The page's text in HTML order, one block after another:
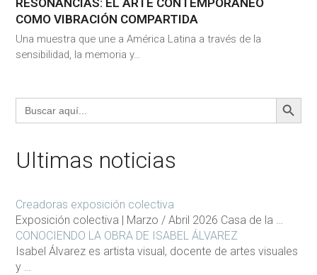
RESONANCIAS: EL ARTE CONTEMPORÁNEO
COMO VIBRACIÓN COMPARTIDA
Una muestra que une a América Latina a través de la
sensibilidad, la memoria y…
Buscar: BOTÓN DE
Ultimas noticias
Creadoras exposición colectiva
Exposición colectiva | Marzo / Abril 2026 Casa de la …
CONOCIENDO LA OBRA DE ISABEL ÁLVAREZ
Isabel Álvarez es artista visual, docente de artes visuales
y …